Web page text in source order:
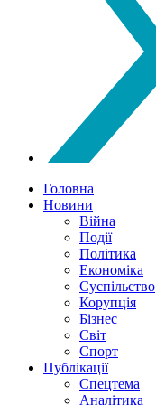
Головна
Новини
Війна
Події
Політика
Економіка
Суспільство
Корупція
Бізнес
Світ
Спорт
Публікації
Спецтема
Аналітика